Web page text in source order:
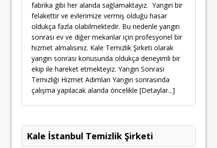
fabrika gibi her alanda sağlamaktayız. Yangın bir
felakettir ve evlerimize vermiş olduğu hasar
oldukça fazla olabilmektedir. Bu nedenle yangın
sonrası ev ve diğer mekanlar için profesyonel bir
hizmet almalısınız. Kale Temizlik Şirketi olarak
yangın sonrası konusunda oldukça deneyimli bir
ekip ile hareket etmekteyiz. Yangın Sonrası
Temizliği Hizmet Adımları Yangın sonrasında
çalışma yapılacak alanda öncelikle [Detaylar...]
Kale İstanbul Temizlik Şirketi